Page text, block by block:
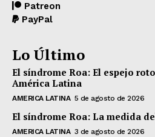
Patreon
PayPal
Lo Último
El síndrome Roa: El espejo
América Latina
AMERICA LATINA 5 de agosto de 2026
El síndrome Roa: La medida
AMERICA LATINA 3 de agosto de 2026